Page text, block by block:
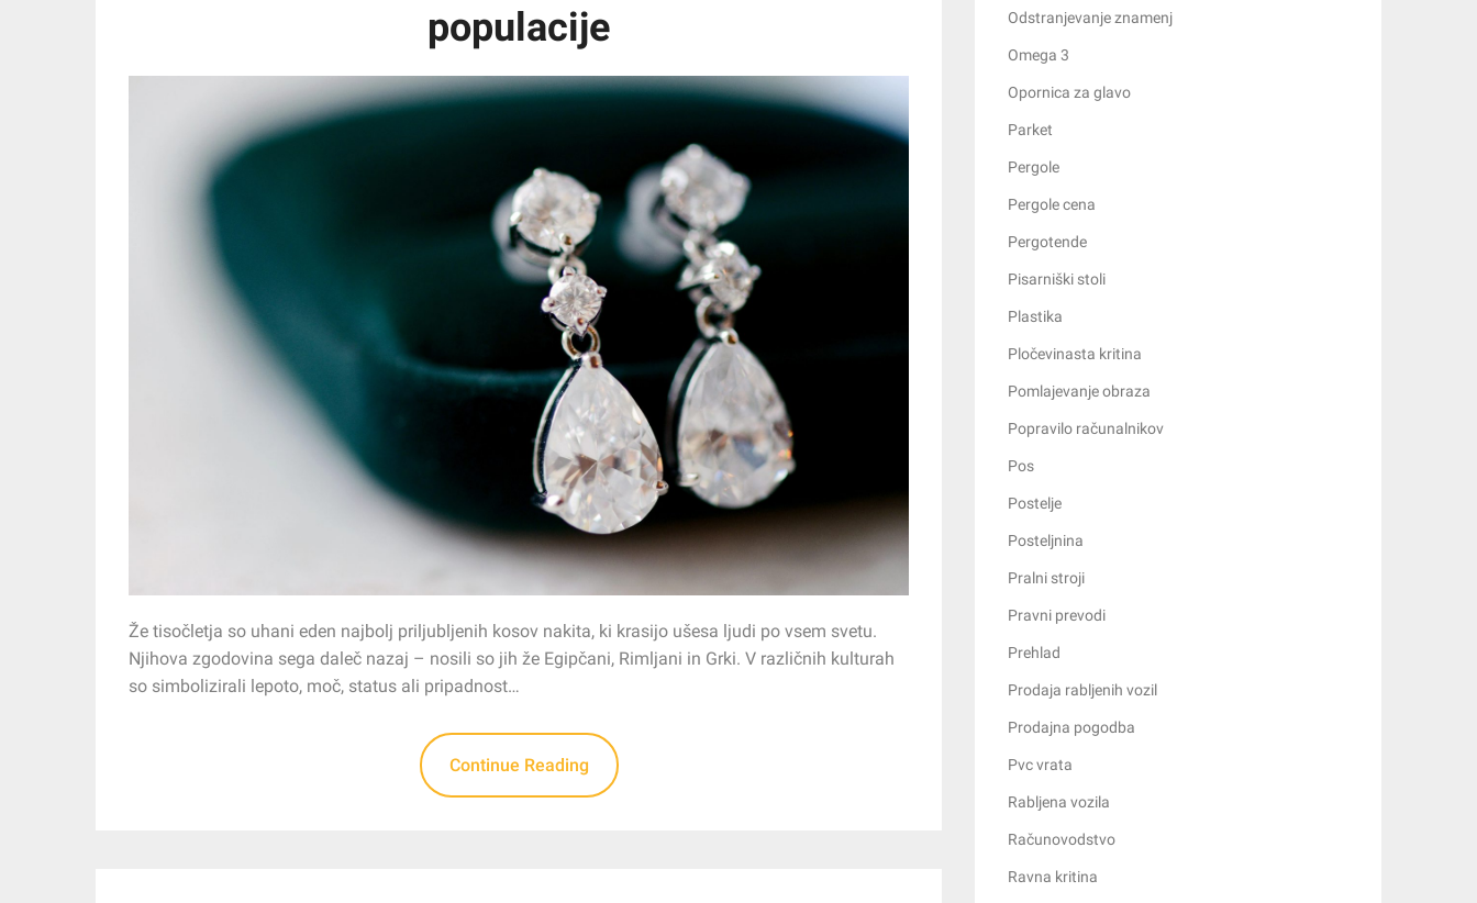
populacije
Že tisočletja so uhani eden najbolj priljubljenih kosov nakita, ki krasijo ušesa ljudi po vsem svetu.
Njihova zgodovina sega daleč nazaj – nosili so jih že Egipčani, Rimljani in Grki. V različnih kulturah
so simbolizirali lepoto, moč, status ali pripadnost…
Continue Reading
Odstranjevanje znamenj
Omega 3
Opornica za glavo
Parket
Pergole
Pergole cena
Pergotende
Pisarniški stoli
Plastika
Pločevinasta kritina
Pomlajevanje obraza
Popravilo računalnikov
Pos
Postelje
Posteljnina
Pralni stroji
Pravni prevodi
Prehlad
Prodaja rabljenih vozil
Prodajna pogodba
Pvc vrata
Rabljena vozila
Računovodstvo
Ravna kritina